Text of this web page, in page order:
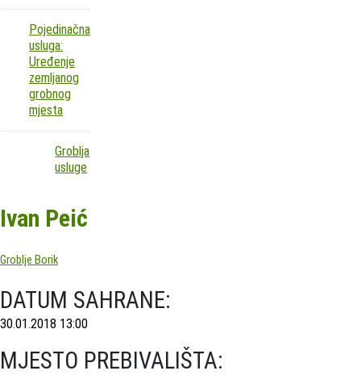
Pojedinačna
usluga:
Uređenje
zemljanog
grobnog
mjesta
Groblja
usluge
Ivan Peić
Groblje Borik
DATUM SAHRANE:
30.01.2018 13:00
MJESTO PREBIVALIŠTA: